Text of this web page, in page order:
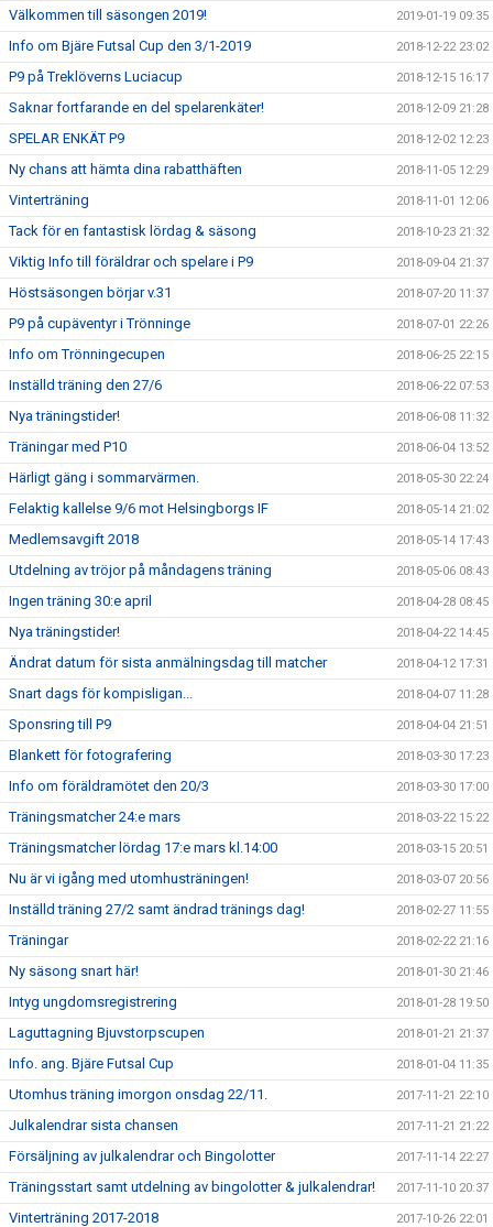
Välkommen till säsongen 2019! 2019-01-19 09:35
Info om Bjäre Futsal Cup den 3/1-2019 2018-12-22 23:02
P9 på Treklöverns Luciacup 2018-12-15 16:17
Saknar fortfarande en del spelarenkäter! 2018-12-09 21:28
SPELAR ENKÄT P9 2018-12-02 12:23
Ny chans att hämta dina rabatthäften 2018-11-05 12:29
Vinterträning 2018-11-01 12:06
Tack för en fantastisk lördag & säsong 2018-10-23 21:32
Viktig Info till föräldrar och spelare i P9 2018-09-04 21:37
Höstsäsongen börjar v.31 2018-07-20 11:37
P9 på cupäventyr i Trönninge 2018-07-01 22:26
Info om Trönningecupen 2018-06-25 22:15
Inställd träning den 27/6 2018-06-22 07:53
Nya träningstider! 2018-06-08 11:32
Träningar med P10 2018-06-04 13:52
Härligt gäng i sommarvärmen. 2018-05-30 22:24
Felaktig kallelse 9/6 mot Helsingborgs IF 2018-05-14 21:02
Medlemsavgift 2018 2018-05-14 17:43
Utdelning av tröjor på måndagens träning 2018-05-06 08:43
Ingen träning 30:e april 2018-04-28 08:45
Nya träningstider! 2018-04-22 14:45
Ändrat datum för sista anmälningsdag till matcher 2018-04-12 17:31
Snart dags för kompisligan... 2018-04-07 11:28
Sponsring till P9 2018-04-04 21:51
Blankett för fotografering 2018-03-30 17:23
Info om föräldramötet den 20/3 2018-03-30 17:00
Träningsmatcher 24:e mars 2018-03-22 15:22
Träningsmatcher lördag 17:e mars kl.14:00 2018-03-15 20:51
Nu är vi igång med utomhusträningen! 2018-03-07 20:56
Inställd träning 27/2 samt ändrad tränings dag! 2018-02-27 11:55
Träningar 2018-02-22 21:16
Ny säsong snart här! 2018-01-30 21:46
Intyg ungdomsregistrering 2018-01-28 19:50
Laguttagning Bjuvstorpscupen 2018-01-21 21:37
Info. ang. Bjäre Futsal Cup 2018-01-04 11:35
Utomhus träning imorgon onsdag 22/11. 2017-11-21 22:10
Julkalendrar sista chansen 2017-11-21 21:22
Försäljning av julkalendrar och Bingolotter 2017-11-14 22:27
Träningsstart samt utdelning av bingolotter & julkalendrar! 2017-11-10 20:37
Vinterträning 2017-2018 2017-10-26 22:01